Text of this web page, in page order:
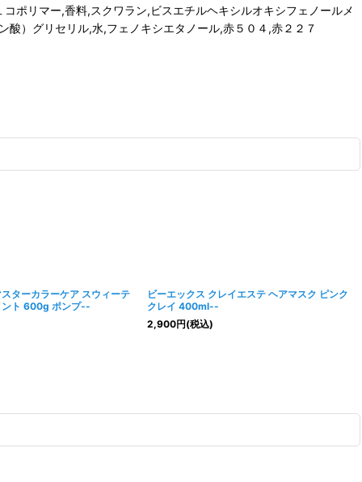
ポリマー,香料,スクワラン,ビスエチルヘキシルオキシフェノールメ
）グリセリル,水,フェノキシエタノール,赤５０４,赤２２７
ターカラーケア スウィーテ
ント 600g ポンプ--
ビーエックス クレイエステ ヘアマスク ピンク
クレイ 400ml--
2,900円(税込)